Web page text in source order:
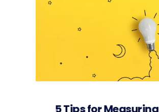
5 Tips for Measuring